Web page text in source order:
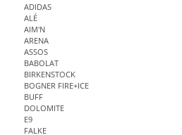
ADIDAS
ALÉ
AIM'N
ARENA
ASSOS
BABOLAT
BIRKENSTOCK
BOGNER FIRE+ICE
BUFF
DOLOMITE
E9
FALKE